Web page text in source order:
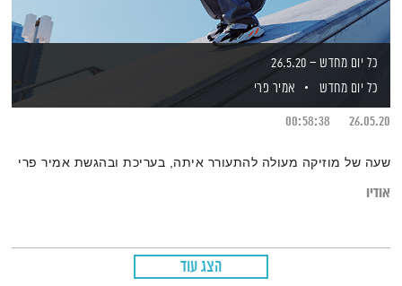
כל יום מחדש – 26.5.20
כל יום מחדש
אמיר פרי
26.05.20
00:58:38
שעה של מוזיקה מעולה להתעורר איתה, בעריכת ובהגשת אמיר פרי
אודיו
הצג עוד